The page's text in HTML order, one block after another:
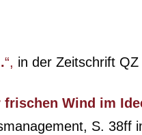
“, in der Zeitschrift
Wind im
S. 38ff